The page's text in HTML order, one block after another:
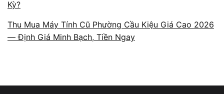
Quy trình minh bạch – không
mô tả lỗi, báo giá, thay linh kiện đến nghiệm
Kỳ?
Thu Mua Máy Tính Cũ Phường Cầu Kiệu Giá Cao 2026
— Định Giá Minh Bạch, Tiền Ngay